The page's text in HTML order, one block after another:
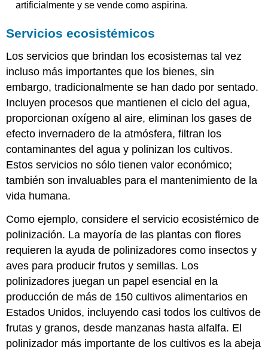
artificialmente y se vende como aspirina.
Servicios ecosistémicos
Los servicios que brindan los ecosistemas tal vez
incluso más importantes que los bienes, sin
embargo, tradicionalmente se han dado por sentado.
Incluyen procesos que mantienen el ciclo del agua,
proporcionan oxígeno al aire, eliminan los gases de
efecto invernadero de la atmósfera, filtran los
contaminantes del agua y polinizan los cultivos.
Estos servicios no sólo tienen valor económico;
también son invaluables para el mantenimiento de la
vida humana.
Como ejemplo, considere el servicio ecosistémico de
polinización. La mayoría de las plantas con flores
requieren la ayuda de polinizadores como insectos y
aves para producir frutos y semillas. Los
polinizadores juegan un papel esencial en la
producción de más de 150 cultivos alimentarios en
Estados Unidos, incluyendo casi todos los cultivos de
frutas y granos, desde manzanas hasta alfalfa. El
polinizador más importante de los cultivos es la abeja